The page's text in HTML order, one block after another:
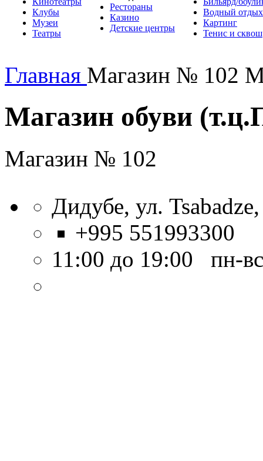
Клубы
Музеи
Театры
Рестораны
Казино
Детские центры
Водный отдых
Картинг
Тенис и сквош
Главная Магазин № 102
Магазин обуви
Магазин № 102
Дидубе, ул.
+995 551993300
11:00 до 19:00 пн-вс